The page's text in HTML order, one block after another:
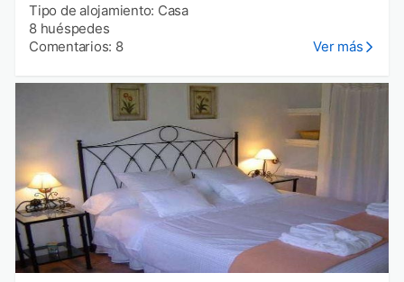
Tipo de alojamiento: Casa
8 huéspedes
Comentarios: 8
Ver más